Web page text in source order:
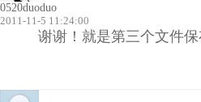
0520duoduo
2011-11-5 11:24:00
谢谢！就是第三个文件保